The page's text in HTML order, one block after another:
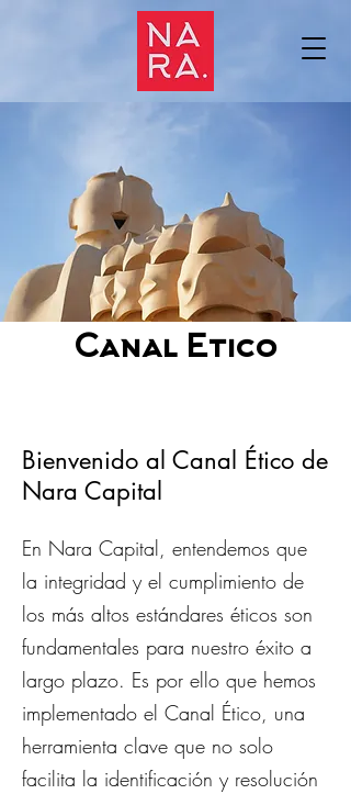
Canal Etico
Bienvenido al Canal Ético de
Nara Capital
En Nara Capital, entendemos que
la integridad y el cumplimiento de
los más altos estándares éticos son
fundamentales para nuestro éxito a
largo plazo. Es por ello que hemos
implementado el Canal Ético, una
herramienta clave que no solo
facilita la identificación y resolución